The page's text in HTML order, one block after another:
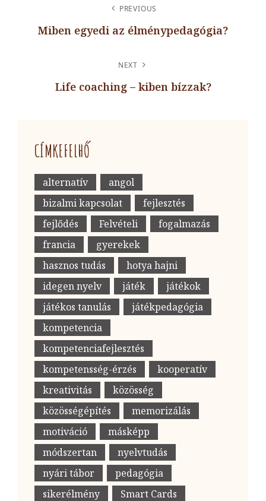
NAVIGÁCIÓ
PREVIOUS
Miben egyedi az élménypedagógia?
NEXT
Life coaching – kiben bízzak?
CÍMKEFELHŐ
alternatív
angol
bizalmi kapcsolat
fejlesztés
fejlődés
Felvételi
fogalmazás
francia
gyerekek
hasznos tudás
hotya hajni
idegen nyelv
játék
játékok
játékos tanulás
játékpedagógia
kompetencia
kompetenciafejlesztés
kompetensség-érzés
kooperatív
kreativitás
közösség
közösségépítés
memorizálás
motiváció
másképp
módszertan
nyelvtudás
nyári tábor
pedagógia
sikerélmény
Smart Cards